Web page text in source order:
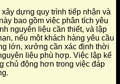
dựng quy trình tiếp nhận và
bao gồm việc phân tích yêu
nguyên liệu cần thiết, và lập
nếu một khách hàng yêu cầu
lớn, xưởng cần xác định thời
liệu phù hợp. Việc lập kế
chủ động hơn trong việc đáp